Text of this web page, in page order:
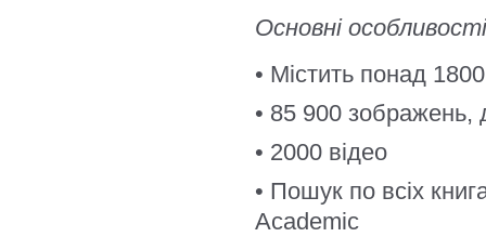
Основні
• Містить понад
• 85 900 зображень,
• 2000 відео
• Пошук по всіх
Academic